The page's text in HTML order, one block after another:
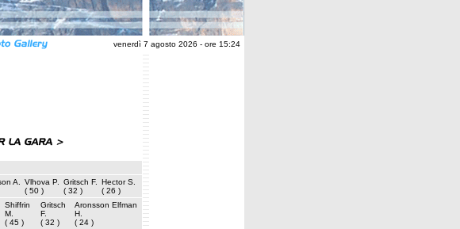
venerdì 7 agosto 2026 - ore 15:24
A.
Vlhova P.
( 50 )
Gritsch F.
( 32 )
Hector S.
( 26 )
Shiffrin
M.
( 45 )
Gritsch
F.
( 32 )
Aronsson Elfman
H.
( 24 )